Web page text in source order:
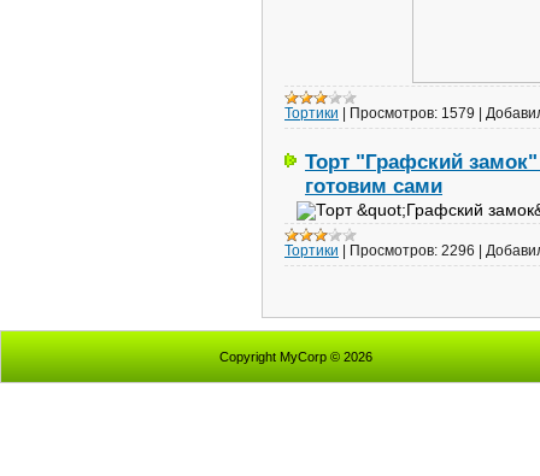
Тортики | Просмотров: 1579 |
Торт "Графский
готовим сами
Тортики | Просмотров: 2296 |
Copyright MyCorp © 2026